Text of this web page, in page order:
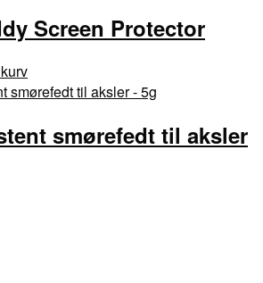
Screen Protector
smørefedt til aksler